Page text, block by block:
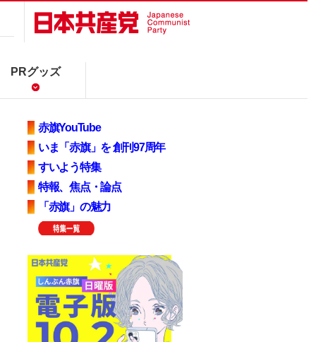
PRグッズ
赤旗YouTube
いま「赤旗」を 創刊97周年
すいよう特集
特報、焦点・論点
「赤旗」の魅力